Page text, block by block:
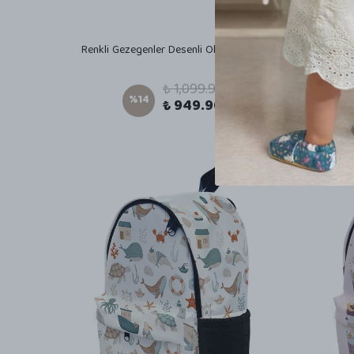
Renkli Gezegenler Desenli Okul Çantası
%14 ₺ 1,099.99
₺ 949.90